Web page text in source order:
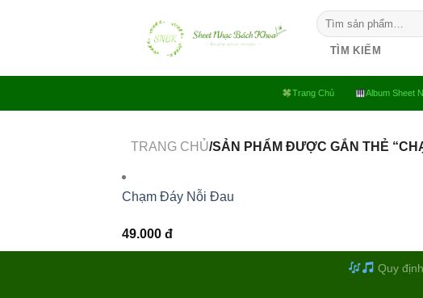
Tìm
kiếm:
TÌM KIẾM
Trang Chủ Album Sheet
TRANG CHỦ/SẢN PHẨM ĐƯỢC GẮN THẺ
Chạm Đáy Nỗi Đau
49.000 đ
Quy